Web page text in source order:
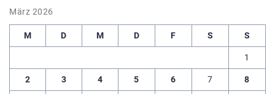
März 2026
M D M D F S S
1
2 3 4 5 6 7 8